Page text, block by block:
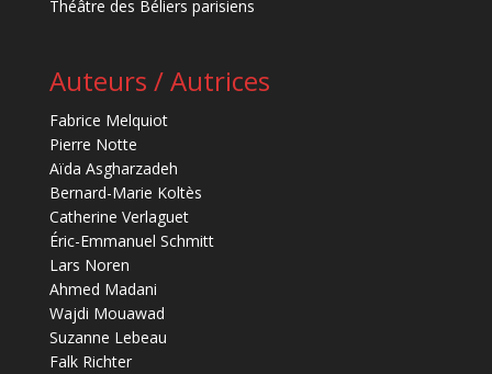
Théâtre des Béliers parisiens
Auteurs / Autrices
Fabrice Melquiot
Pierre Notte
Aïda Asgharzadeh
Bernard-Marie Koltès
Catherine Verlaguet
Éric-Emmanuel Schmitt
Lars Noren
Ahmed Madani
Wajdi Mouawad
Suzanne Lebeau
Falk Richter